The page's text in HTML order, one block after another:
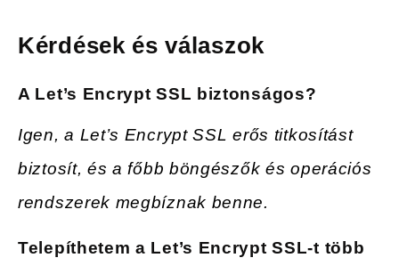
Kérdések és válaszok
A Let’s Encrypt SSL biztonságos?
Igen, a Let’s Encrypt SSL erős titkosítást
biztosít, és a főbb böngészők és operációs
rendszerek megbíznak benne.
Telepíthetem a Let’s Encrypt SSL-t több